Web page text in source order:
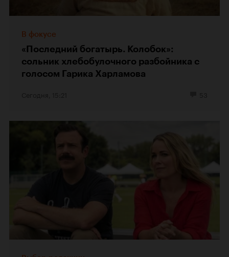
В фокусе
«Последний богатырь. Колобок»:
сольник хлебобулочного разбойника с
голосом Гарика Харламова